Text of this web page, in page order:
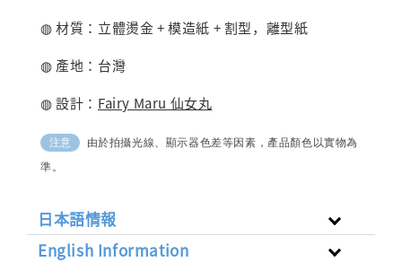
◍ 材質：立體燙金 + 模造紙 + 割型，離型紙
◍ 產地：台灣
◍ 設計： Fairy Maru 仙女丸
注意
由於拍攝光線、顯示器色差等因素，產品顏色以實物為
準。
日本語情報
English Information